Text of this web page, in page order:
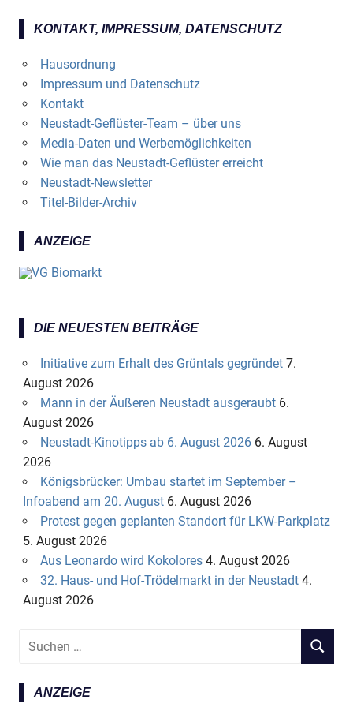
KONTAKT, IMPRESSUM, DATENSCHUTZ
Hausordnung
Impressum und Datenschutz
Kontakt
Neustadt-Geflüster-Team – über uns
Media-Daten und Werbemöglichkeiten
Wie man das Neustadt-Geflüster erreicht
Neustadt-Newsletter
Titel-Bilder-Archiv
ANZEIGE
DIE NEUESTEN BEITRÄGE
Initiative zum Erhalt des Grüntals gegründet 7.
August 2026
Mann in der Äußeren Neustadt ausgeraubt 6.
August 2026
Neustadt-Kinotipps ab 6. August 2026 6. August
2026
Königsbrücker: Umbau startet im September –
Infoabend am 20. August 6. August 2026
Protest gegen geplanten Standort für LKW-Parkplatz
5. August 2026
Aus Leonardo wird Kokolores 4. August 2026
32. Haus- und Hof-Trödelmarkt in der Neustadt 4.
August 2026
S
ANZEIGE